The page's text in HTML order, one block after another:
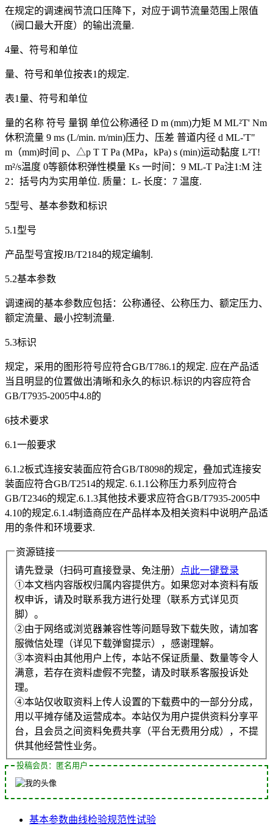
在规定的调速阀节流口压降下，对应于调节流量范围上限值
（阀口最大开度）的输出流量.
4量、符号和单位
量、符号和单位按表1的规定.
表1量、符号和单位
量的名称 符号 量钢 单位公称通径 D m (mm)力矩 M ML²T' Nm
休积流量 9 ms (L/min. m/min)压力、压差 普道内径 d ML-'T"
m（mm)时间 p、△p T T Pa (MPa，kPa) s (min)运动黏度 L²T!
m²/s温度 0等额体积弹性模量 Ks 一时间：9 ML-T Pa注1:M 注
2：括号内为实用单位. 质量：L- 长度：7 温度.
5型号、基本参数和标识
5.1型号
产品型号宜按JB/T2184的规定编制.
5.2基本参数
调速阀的基本参数应包括：公称通径、公称压力、额定压力、
额定流量、最小控制流量.
5.3标识
规定，采用的图形符号应符合GB/T786.1的规定. 应在产品适
当且明显的位置做出清晰和永久的标识.标识的内容应符合
GB/T7935-2005中4.8的
6技术要求
6.1一般要求
6.1.2板式连接安装面应符合GB/T8098的规定，叠加式连接安
装面应符合GB/T2514的规定. 6.1.1公称压力系列应符合
GB/T2346的规定.6.1.3其他技术要求应符合GB/T7935-2005中
4.10的规定.6.1.4制造商应在产品样本及相关资料中说明产品适
用的条件和环境要求.
资源链接
请先登录（扫码可直接登录、免注册）
点此一键登录
①本文档内容版权归属内容提供方。如果您对本资料有版
权申诉，请及时联系我方进行处理（联系方式详见页
脚）。
②由于网络或浏览器兼容性等问题导致下载失败，请加客
服微信处理（详见下载弹窗提示），感谢理解。
③本资料由其他用户上传，本站不保证质量、数量等令人
满意，若存在资料虚假不完整，请及时联系客服投诉处
理。
④本站仅收取资料上传人设置的下载费中的一部分分成，
用以平摊存储及运营成本。本站仅为用户提供资料分享平
台，且会员之间资料免费共享（平台无费用分成），不提
供其他经营性业务。
投稿会员：匿名用户
基本参数曲线检验规范性试验